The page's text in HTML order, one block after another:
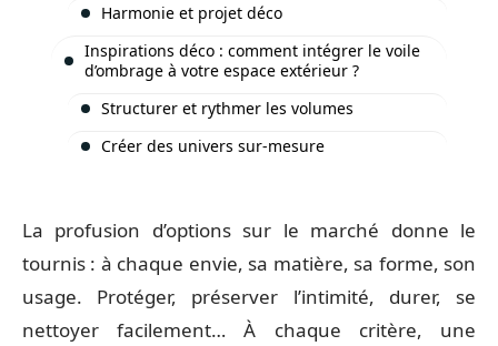
Harmonie et projet déco
Inspirations déco : comment intégrer le voile
d’ombrage à votre espace extérieur ?
Structurer et rythmer les volumes
Créer des univers sur-mesure
La profusion d’options sur le marché donne le
tournis : à chaque envie, sa matière, sa forme, son
usage. Protéger, préserver l’intimité, durer, se
nettoyer facilement… À chaque critère, une